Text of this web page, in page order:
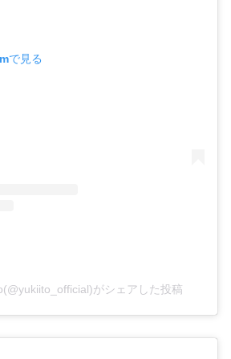
で見る
がシェアした投稿